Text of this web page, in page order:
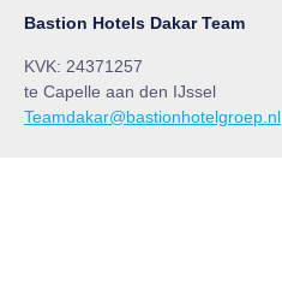
Bastion Hotels Dakar Team
KVK: 24371257
te Capelle aan den IJssel
Teamdakar@bastionhotelgroep.nl